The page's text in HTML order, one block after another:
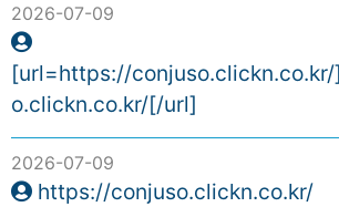
2026-07-09
[url=https://
o.clickn.co.kr/[/url]
2026-07-09
https://conjuso.clickn.co.kr/